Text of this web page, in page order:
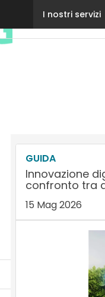
I nostri servizi
Supply Chain
GUIDA
Innovazione
confronto tra
15 Mag 2026